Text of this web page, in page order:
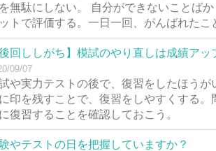
無駄にしない。 自分ができないことば
トで評価する。一日一回、がんばれたこ
後回ししがち】模試のやり直しは成績アッ
09/07
や実力テストの後で、復習をしたほう
印を残すことで、復習をしやすくする
復習することを確認しておこう。
やテストの日を把握していますか？